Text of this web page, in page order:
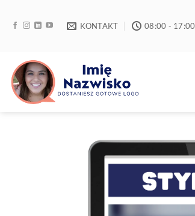
KONTAKT 08:00 - 17:00